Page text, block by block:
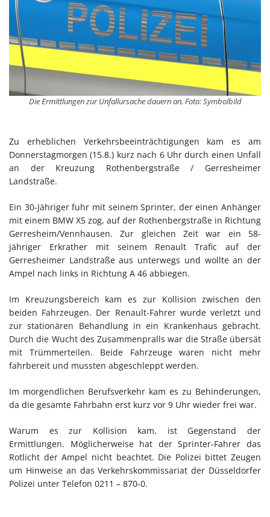
Die Ermittlungen zur Unfallursache dauern an, Foto: Symbolbild
Zu erheblichen Verkehrsbeeinträchtigungen kam es am
Donnerstagmorgen (15.8.) kurz nach 6 Uhr durch einen Unfall
an der Kreuzung Rothenbergstraße / Gerresheimer
Landstraße.
Ein 30-Jähriger fuhr mit seinem Sprinter, der einen Anhänger
mit einem BMW X5 zog, auf der Rothenbergstraße in Richtung
Gerresheim/Vennhausen. Zur gleichen Zeit war ein 58-
jähriger Erkrather mit seinem Renault Trafic auf der
Gerresheimer Landstraße aus unterwegs und wollte an der
Ampel nach links in Richtung A 46 abbiegen.
Im Kreuzungsbereich kam es zur Kollision zwischen den
beiden Fahrzeugen. Der Renault-Fahrer wurde verletzt und
zur stationären Behandlung in ein Krankenhaus gebracht.
Durch die Wucht des Zusammenpralls war die Straße übersät
mit Trümmerteilen. Beide Fahrzeuge waren nicht mehr
fahrbereit und mussten abgeschleppt werden.
Im morgendlichen Berufsverkehr kam es zu Behinderungen,
da die gesamte Fahrbahn erst kurz vor 9 Uhr wieder frei war.
Warum es zur Kollision kam, ist Gegenstand der
Ermittlungen. Möglicherweise hat der Sprinter-Fahrer das
Rotlicht der Ampel nicht beachtet. Die Polizei bittet Zeugen
um Hinweise an das Verkehrskommissariat der Düsseldorfer
Polizei unter Telefon 0211 – 870-0.